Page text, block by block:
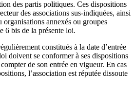
des partis politiques. Ces dispositions
des associations sus-indiquées, ainsi
organisations annexés ou groupes
6 bis de la présente loi.
constitués à la date d’entrée
doivent se conformer à ses dispositions
de son entrée en vigueur. En cas
l’association est réputée dissoute